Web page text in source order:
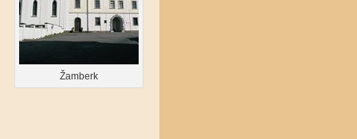
Žamberk